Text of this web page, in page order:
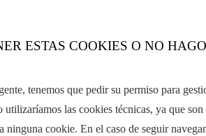
ESTAS COOKIES O NO
tenemos que pedir su permiso para
las cookies técnicas, ya que
ninguna cookie. En el caso de seguir